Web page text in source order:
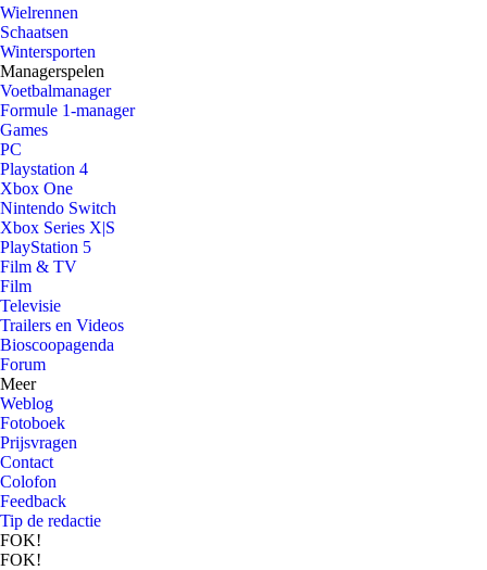
Wielrennen
Schaatsen
Wintersporten
Managerspelen
Voetbalmanager
Formule 1-manager
Games
PC
Playstation 4
Xbox One
Nintendo Switch
Xbox Series X|S
PlayStation 5
Film & TV
Film
Televisie
Trailers en Videos
Bioscoopagenda
Forum
Meer
Weblog
Fotoboek
Prijsvragen
Contact
Colofon
Feedback
Tip de redactie
FOK!
FOK!